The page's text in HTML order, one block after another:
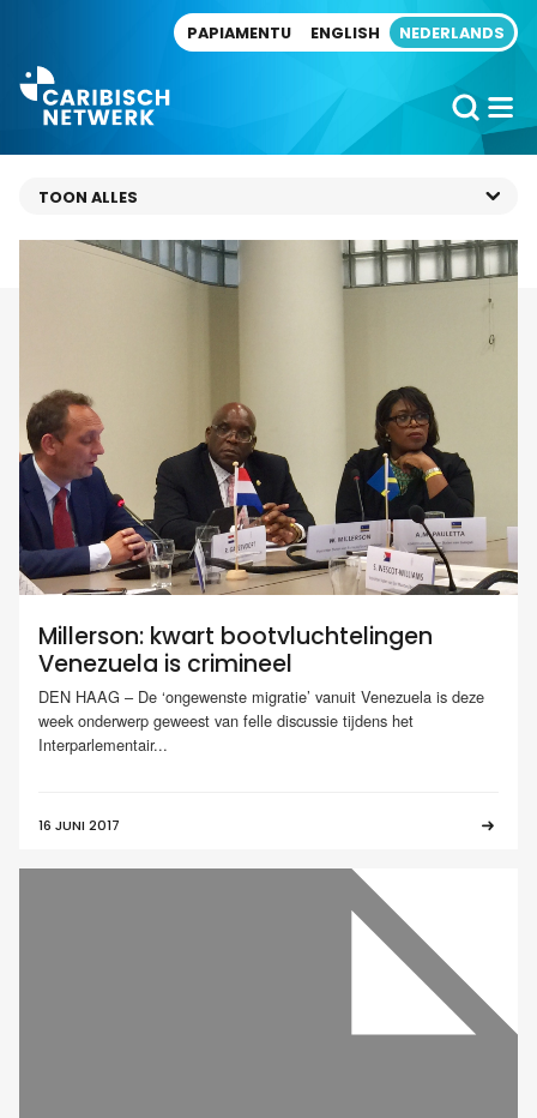
PAPIAMENTU ENGLISH NEDERLANDS
Millerson: kwart bootvluchtelingen
Venezuela is crimineel
DEN HAAG – De ‘ongewenste migratie’ vanuit Venezuela is deze
week onderwerp geweest van felle discussie tijdens het
Interparlementair...
16 JUNI 2017